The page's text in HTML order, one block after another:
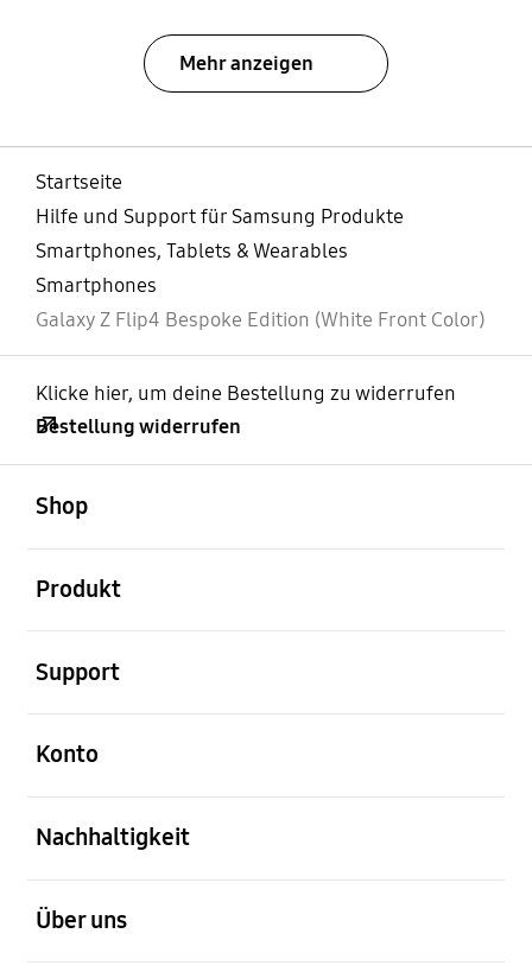
Mehr anzeigen
Startseite
Hilfe und Support für Samsung Produkte
Smartphones, Tablets & Wearables
Smartphones
Galaxy Z Flip4 Bespoke Edition (White Front Color)
Klicke hier, um deine Bestellung zu widerrufen
Bestellung widerrufen
Shop
Produkt
Support
Konto
Nachhaltigkeit
Über uns